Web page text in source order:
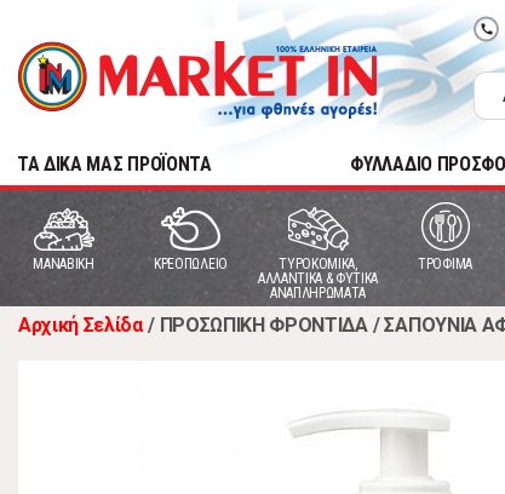
call
TA ΔΙΚΑ ΜΑΣ ΠΡΟΪΟΝΤΑ ΦΥΛΛΑΔΙΟ
MANABIKH ΚΡΕΟΠΩΛΕΙΟ
ΤΥΡΟΚΟΜΙΚΑ,
ΑΛΛΑΝΤΙΚΑ & ΦΥΤΙΚΑ
ΑΝΑΠΛΗΡΩΜΑΤΑ
ΤΡΟΦΙΜΑ
Αρχική Σελίδα / ΠΡΟΣΩΠΙΚΗ ΦΡΟΝΤΙΔΑ / ΣΑΠΟΥΝΙΑ